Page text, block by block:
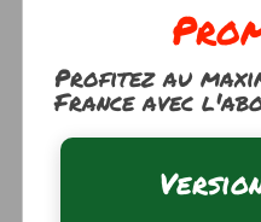
Profitez au
France avec